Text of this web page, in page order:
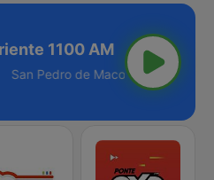
1100 AM